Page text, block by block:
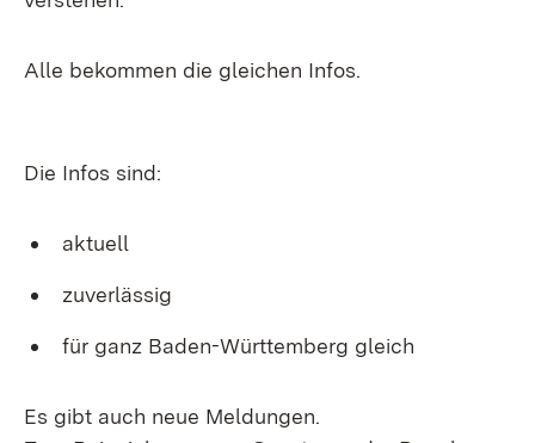
Alle bekommen die gleichen Infos.
Die Infos sind:
aktuell
zuverlässig
für ganz Baden-Württemberg gleich
Es gibt auch neue Meldungen.